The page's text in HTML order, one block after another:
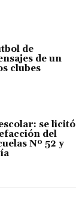
de
de un
clubes
se licitó
del
Nº 52 y